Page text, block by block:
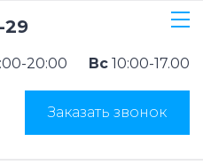
29
20:00 Вс 10:00-17.00
Заказать звонок